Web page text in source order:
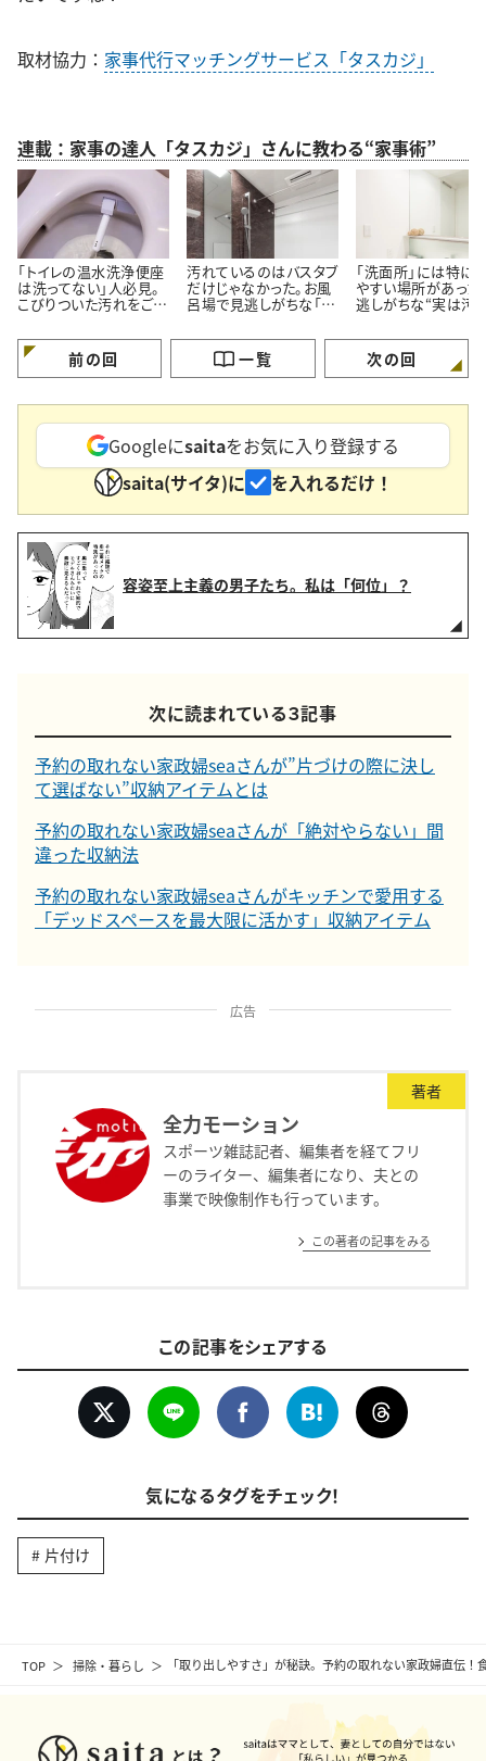
TOP 掃除・暮らし 「取り出しやすさ」が秘訣。予約の取れない家政婦直伝
取材協力： 家事代行マッチングサービス「タスカジ」
連載：家事の達人「タスカジ」さんに教わる“家事術”
「トイレの温水洗浄便座
は洗ってない」人必見。
こびりついた汚れをごっ
術”
汚れているのはバスタブ
だけじゃなかった。お風
呂場で見逃しがちな「意
所」とは
「洗面所」には特に
やすい場所があった
逃しがちな“実は汚
前の回 一覧 次の回
Googleにsaitaをお気に入り登録する
saita(サイタ)に
を入れるだけ！
容姿至上主義の男子たち。私は「何位」？
次に読まれている３記事
予約の取れない家政婦seaさんが”片づけの際に決し
て選ばない”収納アイテムとは
予約の取れない家政婦seaさんが「絶対やらない」間
違った収納法
予約の取れない家政婦seaさんがキッチンで愛用する
「デッドスペースを最大限に活かす」収納アイテム
広告
著者
全力モーション
スポーツ雑誌記者、編集者を経てフリ
ーのライター、編集者になり、夫との
事業で映像制作も行っています。
この著者の記事をみる
この記事をシェアする
気になるタグをチェック！
片付け